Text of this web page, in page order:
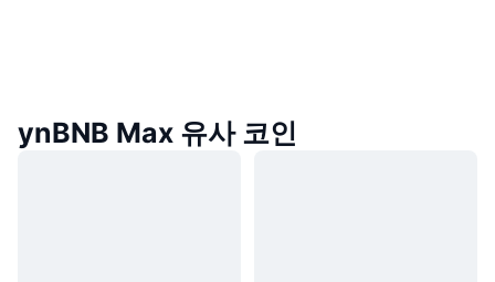
ynBNB Max 유사 코인